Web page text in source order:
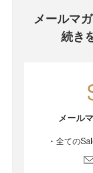
メールマ
続き
メール
・全ての